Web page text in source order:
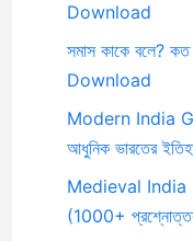
Download
সমাস কাকে বলে?
Download
Modern India
আধুনিক ভারতের
Medieval India
(1000+